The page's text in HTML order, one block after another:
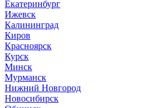
Екатеринбург
Ижевск
Калининград
Киров
Красноярск
Курск
Минск
Мурманск
Нижний Новгород
Новосибирск